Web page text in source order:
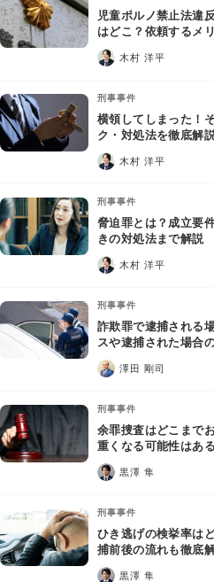
交通事故
労働問題
債権回収
IT・ネット
資金調達
企業法務
児童ポルノ禁止法違
はどこ？依頼するメ
木村 洋平
刑事事件
横領してしまった！
ク・対処法を徹底解
木村 洋平
刑事事件
脅迫罪とは？成立要
きの対処法まで解説
木村 洋平
刑事事件
詐欺罪で逮捕される
スや逮捕された場合
澤田 剛司
刑事事件
余罪捜査はどこまで
重くなる可能性はあ
黒澤 隼
刑事事件
ひき逃げの検挙率は
捕前後の流れも徹底
黒澤 隼